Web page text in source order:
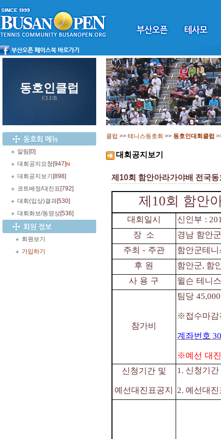
동호인클럽
CLUB
알림 [0]
대회공지요청 [947]
대회공지보기 [898]
코트배정/대진표 [792]
대회(입상)결과[530]
대회화보/동영상[536]
회원보기
가입하기
클럽 >> 테니스동호회 >> 동호인대회클럽
대회공지보기
제10회 함안아라가야배 전국
제 10회 함안
대회일시 신인부 :
장 소
경남 함안
주최 ⁃ 주관
함안군테
후 원
함안군, 함
사 용 구
윌슨 테니
참가비
팀당 45,000
※접수마
계좌번호
※예선 대
신청기간 및
예선대진표공지
1. 신청기간
2. 예선대